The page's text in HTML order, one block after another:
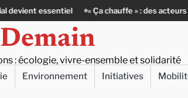
« Ça chauffe » : des acteurs du batiment
: écologie, vivre-ensemble et solidarité
Environnement Initiatives